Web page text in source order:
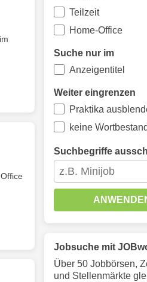
Teilzeit
Home-Office
Suche nur im
Anzeigentitel
Weiter eingrenzen
Praktika
keine
Suchbegriffe
Jobsuche mit
Über 50 Jobbörsen,
und Stellenmärkte